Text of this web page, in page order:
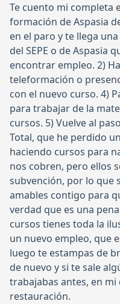
Te cuento mi completa
formación de Aspasia
en el paro y te llega
del SEPE o de Aspasia
encontrar empleo. 2)
teleformación o
con el nuevo curso. 4)
para trabajar de la
cursos. 5) Vuelve al
Total, que he perdido
haciendo cursos para
nos cobren, pero ellos
subvención, por lo que
amables contigo para
verdad que es una
cursos tienes toda la
un nuevo empleo, que
luego te estampas de
de nuevo y si te sale
trabajabas antes, en mi
restauración.